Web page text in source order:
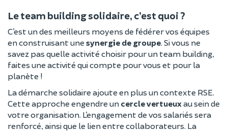
Le team building solidaire, c’est quoi ?
C’est un des meilleurs moyens de fédérer vos équipes
en construisant une synergie de groupe . Si vous ne
savez pas quelle activité choisir pour un team building,
faites une activité qui compte pour vous et pour la
planète !
La démarche solidaire ajoute en plus un contexte RSE.
Cette approche engendre un cercle vertueuxau sein de
votre organisation. L’engagement de vos salariés sera
renforcé, ainsi que le lien entre collaborateurs. La